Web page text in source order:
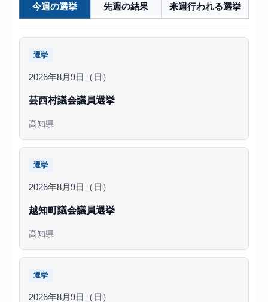
今週の選挙 先週の結果 来週行われる選挙
選挙
2026年8月9日（日）
芸西村議会議員選挙
高知県
選挙
2026年8月9日（日）
越知町議会議員選挙
高知県
選挙
2026年8月9日（日）